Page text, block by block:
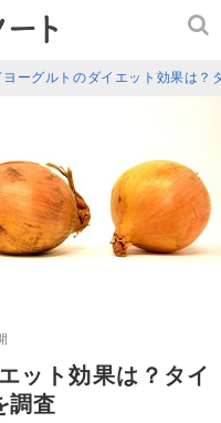
ヨーグルトのダイエット効果は？
ット効果は？タイ
調査